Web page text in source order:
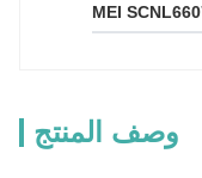
وصف المنتج